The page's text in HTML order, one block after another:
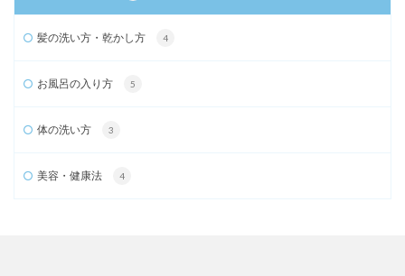
髪の洗い方・乾かし方 4
お風呂の入り方 5
体の洗い方 3
美容・健康法 4